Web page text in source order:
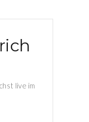
live im